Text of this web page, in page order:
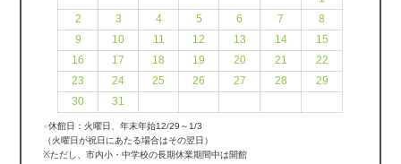
2
3 4 5 6 7
8
9
10 11 12 13 14
15
16
17 18 19 20 21
22
23
24 25 26 27 28
29
30
31
●休館日：火曜日、年末年始12/29～1/3
（火曜日が祝日にあたる場合はその翌日）
※ただし、市内小・中学校の長期休業期間中は開館